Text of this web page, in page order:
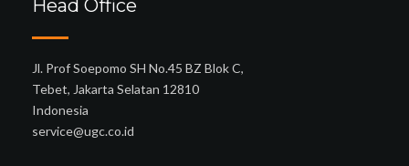
Head Office
Jl. Prof Soepomo SH No.45 BZ Blok C,
Tebet, Jakarta Selatan 12810
Indonesia
service@ugc.co.id